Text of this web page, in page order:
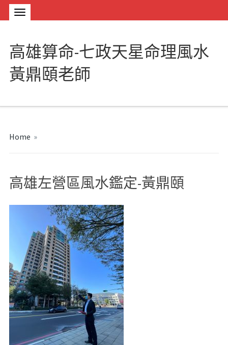
高雄算命-七政天星命理風水
黃鼎頤老師
Home »
高雄左營區風水鑑定-黃鼎頤